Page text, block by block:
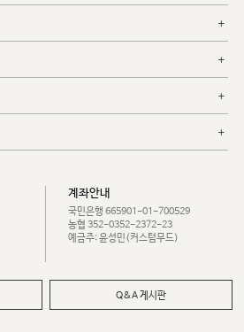
계좌안내
국민은행 665901-01-700529
농협 352-0352-2372-23
예금주: 윤성민(커스텀무드)
Q&A 게시판